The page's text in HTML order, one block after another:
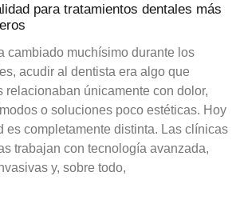
para tratamientos dentales más
cambiado muchísimo durante los
acudir al dentista era algo que
relacionaban únicamente con dolor,
o soluciones poco estéticas. Hoy
es completamente distinta. Las clínicas
trabajan con tecnología avanzada,
y, sobre todo,